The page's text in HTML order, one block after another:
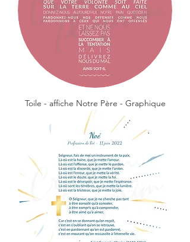
Toile - affiche Notre Père - Graphique